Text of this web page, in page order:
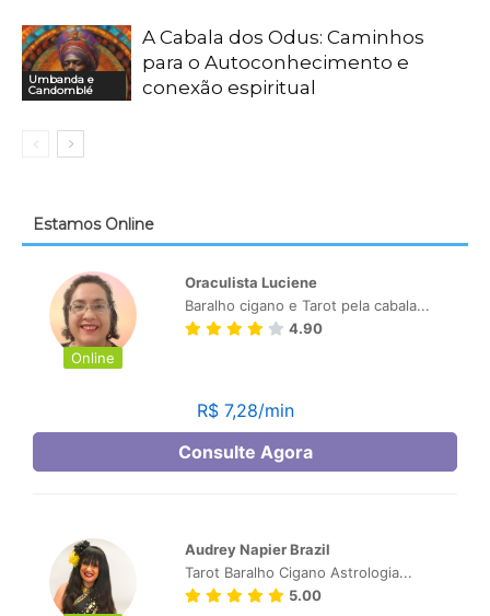
Umbanda e
Candomblé
A Cabala dos Odus: Caminhos
para o Autoconhecimento e
conexão espiritual
Estamos Online